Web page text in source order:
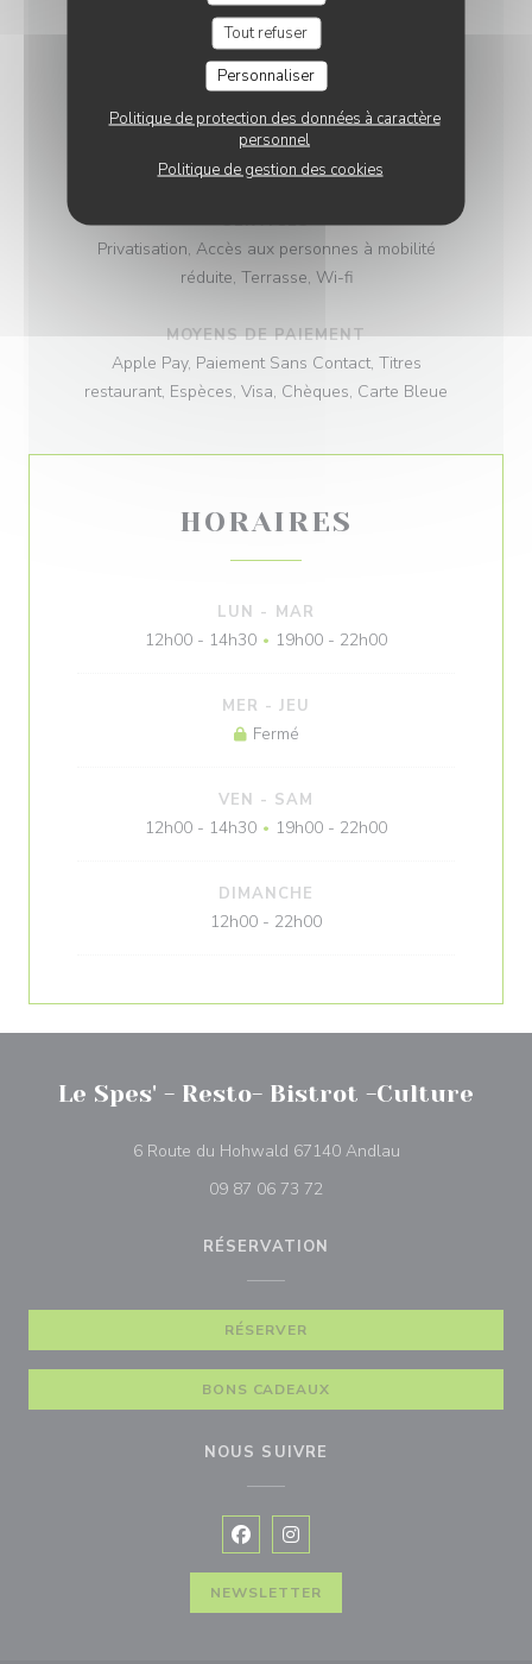
Tout refuser
Personnaliser
Politique de protection des données à caractère
personnel
Politique de gestion des cookies
CUISINE
Traditionnel, Terroir, Fait maison, Produits frais
TYPE DE RESTAURANT
Bistrot
SERVICES
Privatisation, Accès aux personnes à mobilité
réduite, Terrasse, Wi-fi
MOYENS DE PAIEMENT
Apple Pay, Paiement Sans Contact, Titres
restaurant, Espèces, Visa, Chèques, Carte Bleue
HORAIRES
LUN - MAR
12h00 - 14h30 • 19h00 - 22h00
MER -JEU
Fermé
VEN - SAM
12h00 - 14h30 • 19h00 - 22h00
DIMANCHE
12h00 - 22h00
Le Spes' - Resto- Bistrot -Culture
6 Route du Hohwald 67140 Andlau((ouvre une
09 87 06 73 72
RÉSERVATION
RÉSERVER
BONS CADEAUX
NOUS SUIVRE
Facebook ((ouvre une nouvelle
Instagram ((ouvre une
NEWSLETTER